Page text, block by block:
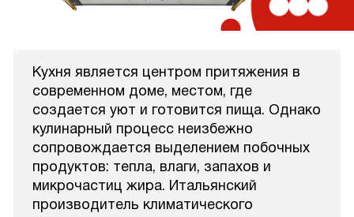
Кухня является центром притяжения в
современном доме, местом, где
создается уют и готовится пища. Однако
кулинарный процесс неизбежно
сопровождается выделением побочных
продуктов: тепла, влаги, запахов и
микрочастиц жира. Итальянский
производитель климатического